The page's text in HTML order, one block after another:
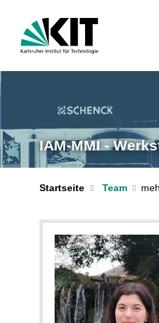
IAM-MMI -
Startseite Team